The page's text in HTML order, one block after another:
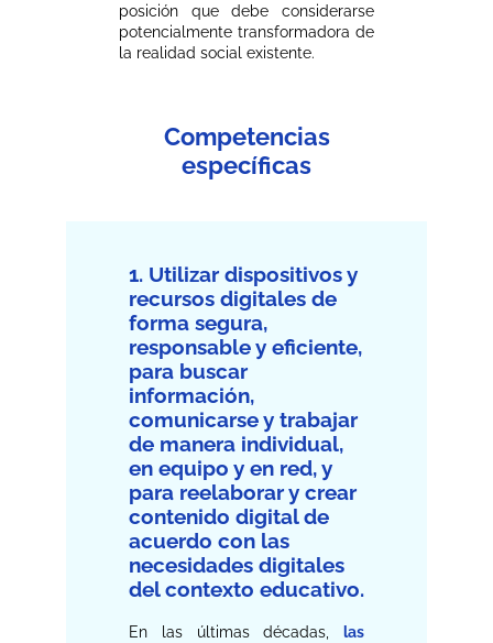
posición que debe considerarse
potencialmente transformadora de
la realidad social existente.
Competencias
específicas
1. Utilizar dispositivos y
recursos digitales de
forma segura,
responsable y eficiente,
para buscar
información,
comunicarse y trabajar
de manera individual,
en equipo y en red, y
para reelaborar y crear
contenido digital de
acuerdo con las
necesidades digitales
del contexto educativo.
En las últimas décadas, las